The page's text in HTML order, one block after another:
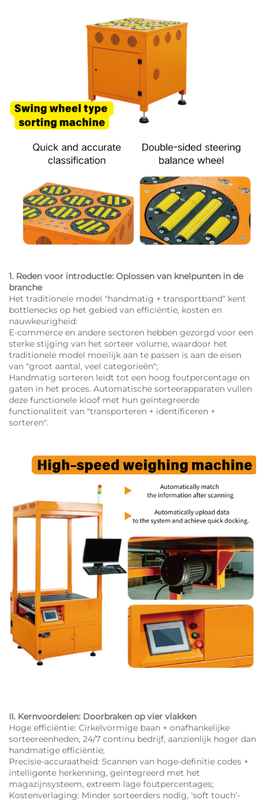
1. Reden voor introductie: Oplossen van knelpunten in de
branche
Het traditionele model "handmatig + transportband" kent
bottlenecks op het gebied van efficiëntie, kosten en
nauwkeurigheid:
E-commerce en andere sectoren hebben gezorgd voor een
sterke stijging van het sorteer volume, waardoor het
traditionele model moeilijk aan te passen is aan de eisen
van "groot aantal, veel categorieën";
Handmatig sorteren leidt tot een hoog foutpercentage en
gaten in het proces. Automatische sorteerapparaten vullen
deze functionele kloof met hun geïntegreerde
functionaliteit van "transporteren + identificeren +
sorteren".
II. Kernvoordelen: Doorbraken op vier vlakken
Hoge efficiëntie: Cirkelvormige baan + onafhankelijke
sorteereenheden, 24/7 continu bedrijf, aanzienlijk hoger dan
handmatige efficiëntie;
Precisie-accuraatheid: Scannen van hoge-definitie codes +
intelligente herkenning, geïntegreerd met het
magazijnsysteem, extreem lage foutpercentages;
Kostenverlaging: Minder sorteerders nodig, 'soft touch'-